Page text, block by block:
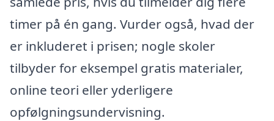
timer på én gang. Vurder også, hvad der
er inkluderet i prisen; nogle skoler
tilbyder for eksempel gratis materialer,
online teori eller yderligere
opfølgningsundervisning.